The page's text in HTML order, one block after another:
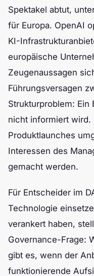
Spektakel abtut,
für Europa. OpenAI
KI-
europäische
Zeugenaussagen
Führungsversagen
Strukturproblem: Ein
nicht informiert wird.
Produktlaunches
Interessen des
gemacht werden.
Für Entscheider im
Technologie
verankert haben,
Governance-Frage:
gibt es, wenn der
funktionierende